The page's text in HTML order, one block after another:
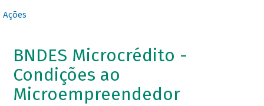
Ações
BNDES Microcrédito -
Condições ao
Microempreendedor